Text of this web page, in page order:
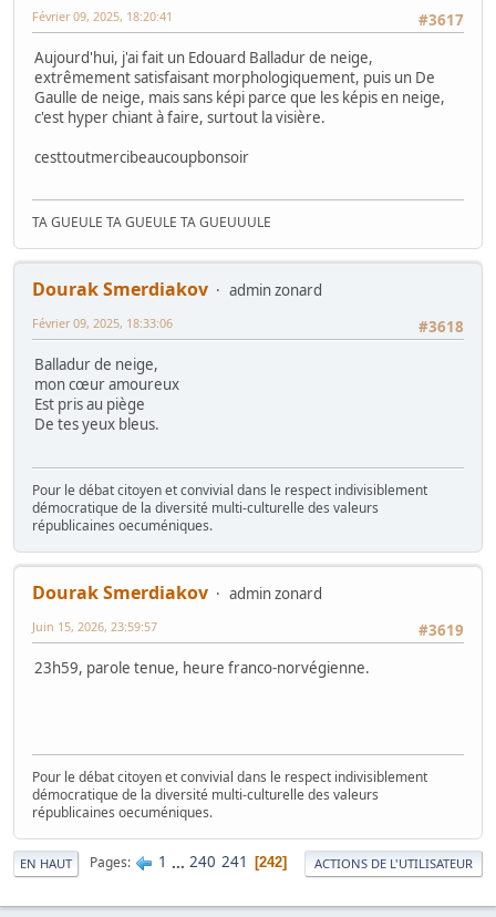
#3617
Février 09, 2025, 18:20:41
Aujourd'hui, j'ai fait un Edouard Balladur de neige,
extrêmement satisfaisant morphologiquement, puis un De
Gaulle de neige, mais sans képi parce que les képis en neige,
c'est hyper chiant à faire, surtout la visière.
cesttoutmercibeaucoupbonsoir
TA GUEULE TA GUEULE TA GUEUUULE
Dourak Smerdiakov
admin zonard
#3618
Février 09, 2025, 18:33:06
Balladur de neige,
mon cœur amoureux
Est pris au piège
De tes yeux bleus.
Pour le débat citoyen et convivial dans le respect indivisiblement
démocratique de la diversité multi-culturelle des valeurs
républicaines oecuméniques.
Dourak Smerdiakov
admin zonard
#3619
Juin 15, 2026, 23:59:57
23h59, parole tenue, heure franco-norvégienne.
Pour le débat citoyen et convivial dans le respect indivisiblement
démocratique de la diversité multi-culturelle des valeurs
républicaines oecuméniques.
EN HAUT Pages 1 ... 240 241 242 ACTIONS DE L'UTILISATEUR